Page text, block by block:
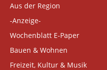
Aus der Region
-Anzeige-
Wochenblatt E-Paper
Bauen & Wohnen
Freizeit, Kultur & Musik